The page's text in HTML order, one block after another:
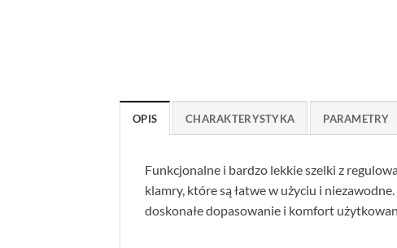
OPIS CHARAKTERYSTYKA PARAMETRY
Funkcjonalne i bardzo lekkie szelki z
klamry, które są łatwe w użyciu i
doskonałe dopasowanie i komfort